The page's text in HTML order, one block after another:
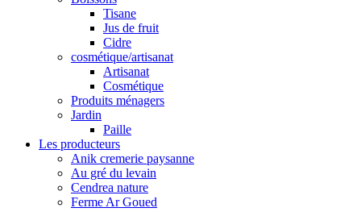
Tisane
Jus de fruit
Cidre
cosmétique/artisanat
Artisanat
Cosmétique
Produits ménagers
Jardin
Paille
Les producteurs
Anik cremerie paysanne
Au gré du levain
Cendrea nature
Ferme Ar Goued